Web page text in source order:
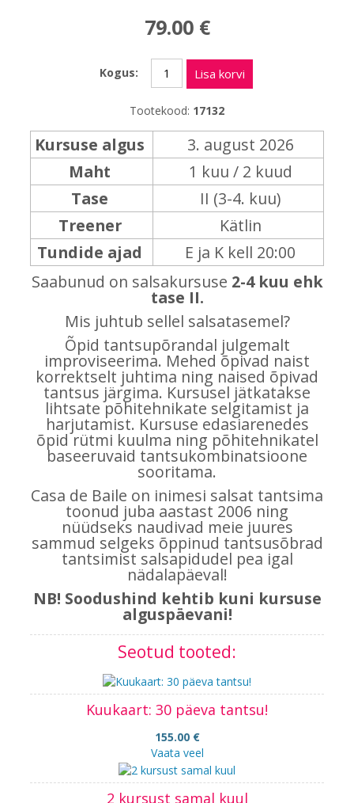
79.00 €
Kogus: Lisa korvi
Tootekood: 17132
Kursuse algus
3. august 2026
Maht
1 kuu / 2 kuud
Tase
II (3-4. kuu)
Treener
Kätlin
Tundide ajad
E ja K kell 20:00
Saabunud on salsakursuse 2-4 kuu ehk
tase II.
Mis juhtub sellel salsatasemel?
Õpid tantsupõrandal julgemalt
improviseerima. Mehed õpivad naist
korrektselt juhtima ning naised õpivad
tantsus järgima. Kursusel jätkatakse
lihtsate põhitehnikate selgitamist ja
harjutamist. Kursuse edasiarenedes
õpid rütmi kuulma ning põhitehnikatel
baseeruvaid tantsukombinatsioone
sooritama.
Casa de Baile on inimesi salsat tantsima
toonud juba aastast 2006 ning
nüüdseks naudivad meie juures
sammud selgeks õppinud tantsusõbrad
tantsimist salsapidudel pea igal
nädalapäeval!
NB! Soodushind kehtib kuni kursuse
alguspäevani!
Seotud tooted:
Kuukaart: 30 päeva tantsu!
155.00 €
Vaata veel
2 kursust samal kuul